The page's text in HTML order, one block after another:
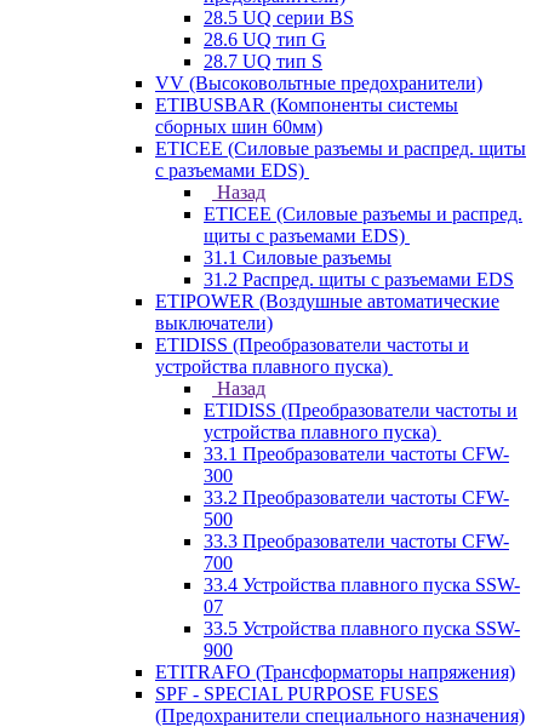
28.5 UQ серии BS
28.6 UQ тип G
28.7 UQ тип S
VV (Высоковольтные предохранители)
ETIBUSBAR (Компоненты системы
сборных шин 60мм)
ETICEE (Силовые разъемы и распред. щиты
с разъемами EDS)
Назад
ETICEE (Силовые разъемы и распред.
щиты с разъемами EDS)
31.1 Силовые разъемы
31.2 Распред. щиты с разъемами EDS
ETIPOWER (Воздушные автоматические
выключатели)
ETIDISS (Преобразователи частоты и
устройства плавного пуска)
Назад
ETIDISS (Преобразователи частоты и
устройства плавного пуска)
33.1 Преобразователи частоты CFW-
300
33.2 Преобразователи частоты CFW-
500
33.3 Преобразователи частоты CFW-
700
33.4 Устройства плавного пуска SSW-
07
33.5 Устройства плавного пуска SSW-
900
ETITRAFO (Трансформаторы напряжения)
SPF - SPECIAL PURPOSE FUSES
(Предохранители специального назначения)